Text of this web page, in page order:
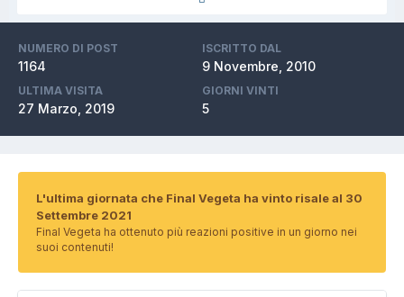
NUMERO DI POST
1164
ISCRITTO DAL
9 Novembre, 2010
ULTIMA VISITA
27 Marzo, 2019
GIORNI VINTI
5
L'ultima giornata che Final Vegeta ha vinto risale al 30
Settembre 2021
Final Vegeta ha ottenuto più reazioni positive in un giorno nei
suoi contenuti!